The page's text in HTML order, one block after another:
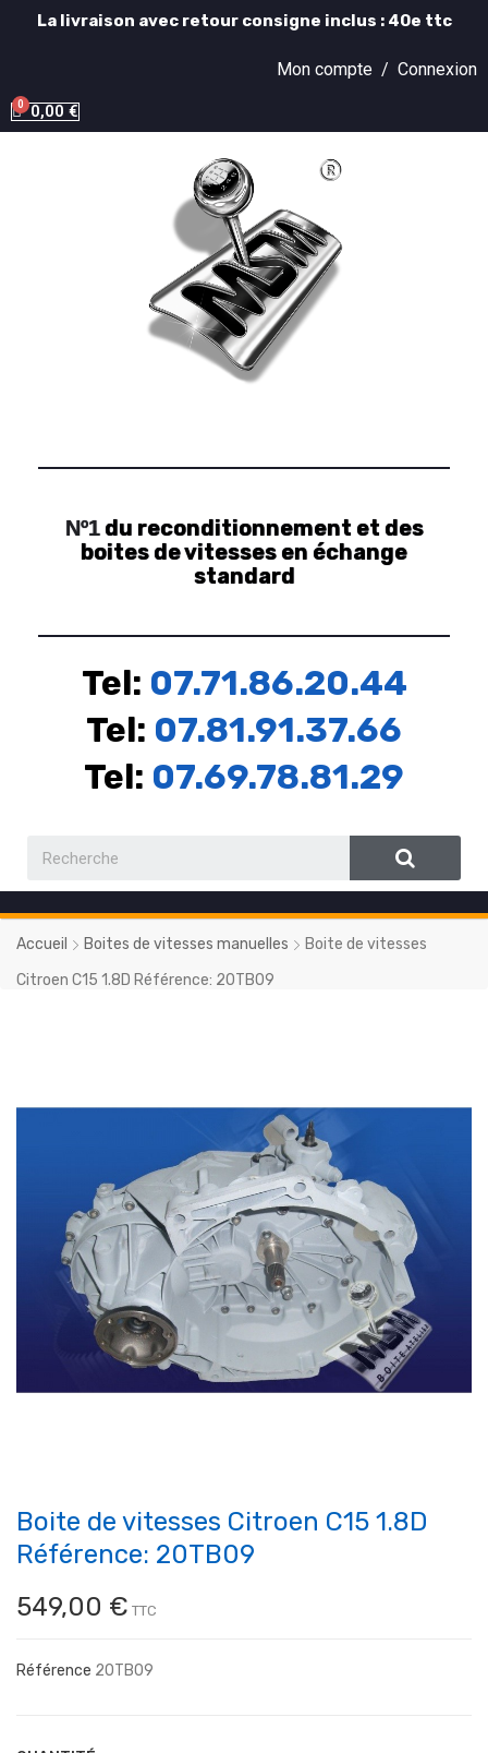
La livraison avec retour consigne inclus : 40e ttc
Mon compte / Connexion
0,00 €
Nº1du reconditionnement et des
boites de vitesses en échange
standard
Tel: 07.71.86.20.44
Tel: 07.81.91.37.66
Tel: 07.69.78.81.29
Accueil Boites de vitesses manuelles
Boite de vitesses
Citroen C15 1.8D Référence: 20TB09
Boite de vitesses Citroen C15 1.8D
Référence: 20TB09
549,00 € TTC
Référence 20TB09